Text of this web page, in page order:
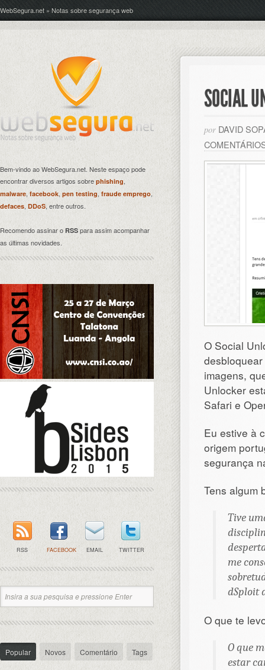
WebSegura.net » Notas sobre segurança web
SOCIAL
por DAVID
O Social
imagens,
Unlocker
Safari e
Eu estive à
origem
segurança
Tens algum
Tive
me
dSploit
O que te
O que
estar
Bem-vindo ao WebSegura.net. Neste espaço pode
encontrar diversos artigos sobre phishing,
malware, facebook, pen testing fraude emprego,
defaces, DDoS, entre outros.
Recomendo assinar o RSS para assim acompanhar
as últimas novidades.
RSS FACEBOOK EMAIL TWITTER
Popular Novos Comentário Tags